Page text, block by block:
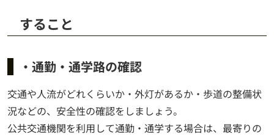
すること
・通勤・通学路の確認
交通や人流がどれくらいか・外灯があるか・歩道の整備状
況などの、安全性の確認をしましょう。
公共交通機関を利用して通勤・通学する場合は、最寄りの